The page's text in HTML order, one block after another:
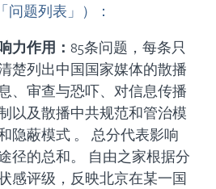
问题列表」）：
力作用： 85条问题，每条只
楚列出中国国家媒体的散播
、审查与恐吓、对信息传播
以及散播中共规范和管治模
隐蔽模式 。 总分代表影响
径的总和。 自由之家根据分
感评级，反映北京在某一国